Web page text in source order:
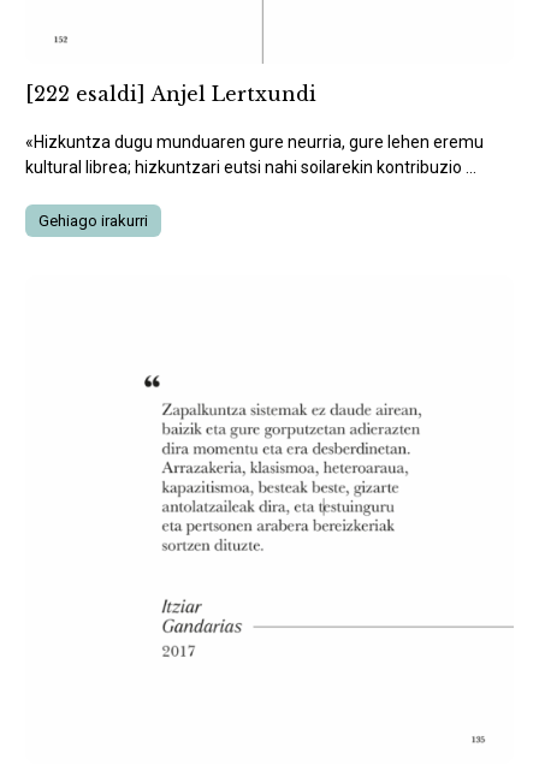
[222 esaldi] Anjel Lertxundi
«Hizkuntza dugu munduaren gure neurria, gure lehen eremu
kultural librea; hizkuntzari eutsi nahi soilarekin kontribuzio ...
Gehiago irakurri